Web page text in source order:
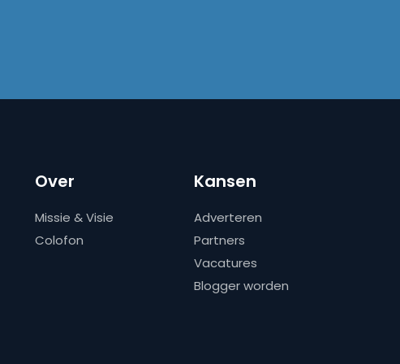
Over
Missie & Visie
Colofon
Kansen
Adverteren
Partners
Vacatures
Blogger worden